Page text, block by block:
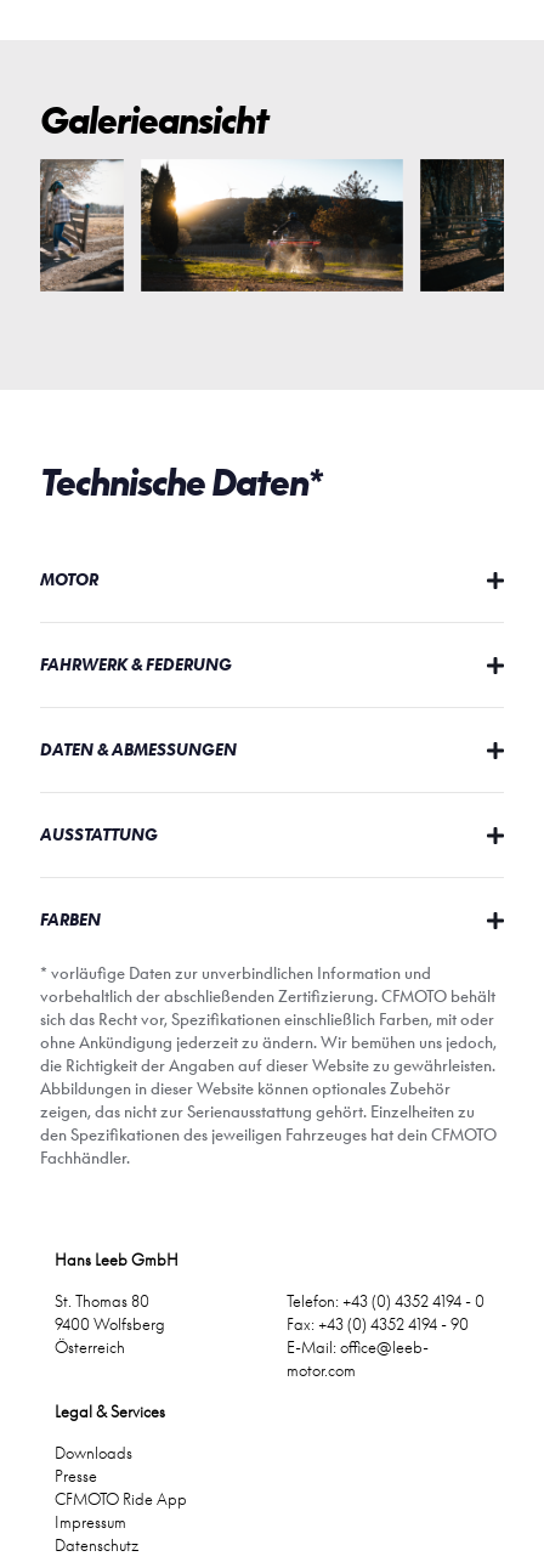
Galerieansicht
Technische Daten*
MOTOR
FAHRWERK & FEDERUNG
DATEN & ABMESSUNGEN
AUSSTATTUNG
FARBEN
* vorläufige Daten zur unverbindlichen Information und
vorbehaltlich der abschließenden Zertifizierung. CFMOTO behält
sich das Recht vor, Spezifikationen einschließlich Farben, mit oder
ohne Ankündigung jederzeit zu ändern. Wir bemühen uns jedoch,
die Richtigkeit der Angaben auf dieser Website zu gewährleisten.
Abbildungen in dieser Website können optionales Zubehör
zeigen, das nicht zur Serienausstattung gehört. Einzelheiten zu
den Spezifikationen des jeweiligen Fahrzeuges hat dein CFMOTO
Fachhändler.
Hans Leeb GmbH
St. Thomas 80
9400 Wolfsberg
Österreich
Telefon: +43 (0) 4352 4194 - 0
Fax: +43 (0) 4352 4194 - 90
E-Mail:office@leeb-
motor.com
Legal & Services
Downloads
Presse
CFMOTO Ride App
Impressum
Datenschutz